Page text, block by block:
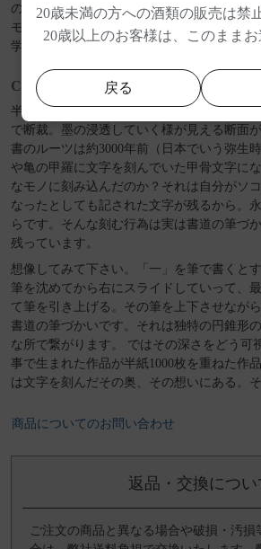
20歳未満の方への酒類の販売は禁
20歳以上のお客様は、このままお
戻る
のライブパフォーマンスを披露。他アジア
モーションビデオ制作など、最先端の映像
学書道文化学特任教授
Concept
半紙1000枚を積み重ねた上に大きな筆で点
で断裁。墨の浸透していく様が見える断面
書のルーツは約3000年前（日本でいう弥生
や亀の甲羅に文字を刻んでいた甲骨文字に
なモノに刻み込んだのか？それは自分がソ
なったとしても記された文字が残るから。
らです。そんな刻む行為は実は書道の筆づ
残っています。
想像してみて下さい。「一」を筆で書くと
筆を沈めてから右にスライドしていって、
て筆を引き上げる。その筆を上下させなが
書道の筆づかいです。それは独特の円錐形
な所で繋がります。 ではその深さをどう可
事で生まれた作品が半紙1000枚を重ねた作
は文字を刻んだその奥、その想いにある。
商品についてのお問い合わせ
返品・交換につい
ご注文の商品と異なる場合や破損・汚損